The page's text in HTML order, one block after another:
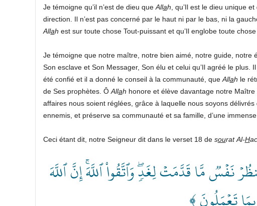
Je témoigne qu’il n’est de dieu que Allah , qu’Il est le dieu unique
direction. Il n’est pas concerné par le haut ni par le bas, ni la
Allah est sur toute chose Tout-puissant et qu’Il englobe toute
Je témoigne que notre maître, notre bien aimé, notre guide, notre
Son esclave et Son Messager, Son élu et celui qu’Il agréé le plus.
été confié et il a donné le conseil à la communauté, que Allah le
de Ses prophètes. Ô Allah honore et élève davantage notre Maître
affaires nous soient réglées, grâce à laquelle nous soyons
ennemis, et préserve sa communauté et sa famille, d’une
Ceci étant dit, notre Seigneur dit dans le verset 18 de sourat Al-H
نَفۡسٞ مَّا قَدَّمَتۡ لِغَدٖۖ وَٱتَّقُواْ ٱللَّهَۚ إِنَّ ٱللَّهَ
تَعۡمَلُونَ ﴾